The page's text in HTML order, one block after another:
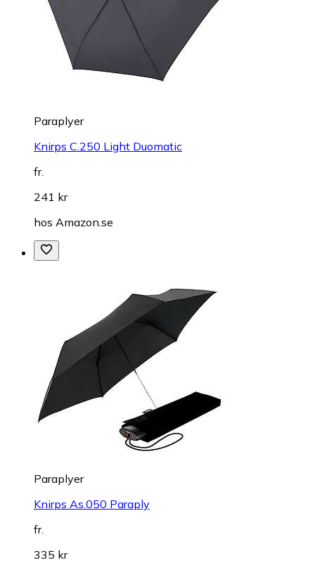
Paraplyer
Knirps C.250 Light Duomatic
fr.
241 kr
hos Amazon.se
Paraplyer
Knirps As.050 Paraply
fr.
335 kr